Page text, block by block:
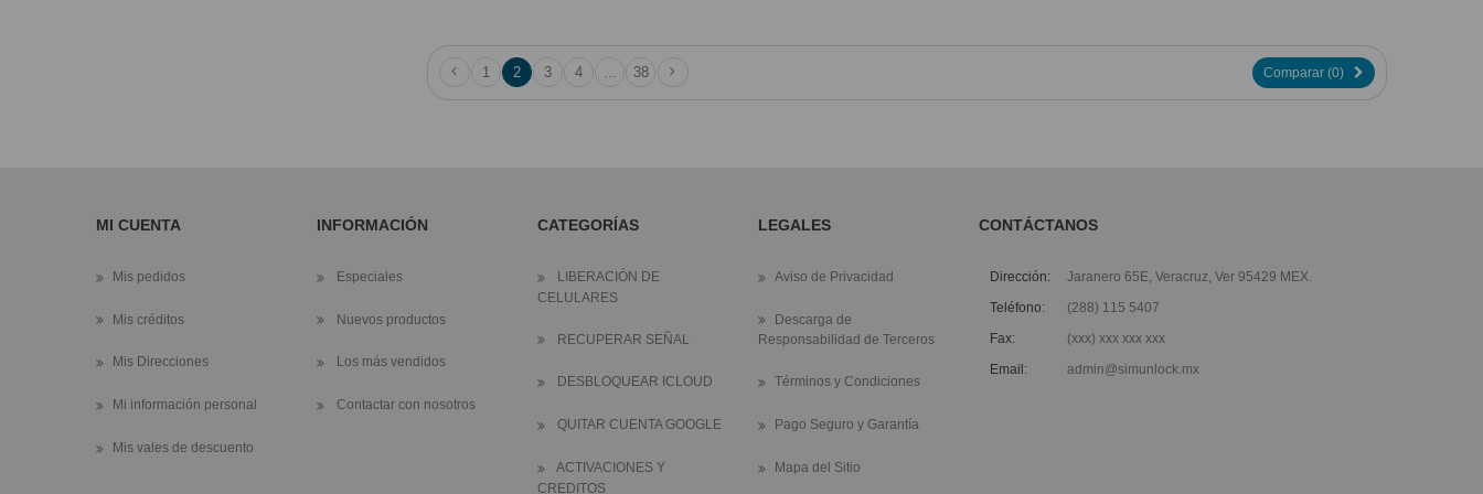
Comparar (0)
1 2 3 4 38
MI CUENTA
Mis pedidos
Mis créditos
Mis Direcciones
Mi información personal
Mis vales de descuento
INFORMACIÓN
Especiales
Nuevos productos
Los más vendidos
Contactar con nosotros
CATEGORÍAS
LIBERACIÓN DE
CELULARES
RECUPERAR SEÑAL
DESBLOQUEAR ICLOUD
QUITAR CUENTA GOOGLE
ACTIVACIONES Y
CREDITOS
LEGALES
Aviso de Privacidad
Descarga de
Responsabilidad de Terceros
Términos y Condiciones
Pago Seguro y Garantía
Mapa del Sitio
CONTÁCTANOS
Dirección:
Jaranero 65E, Veracruz, Ver 95429 MEX.
Teléfono:
(288) 115 5407
Fax:
(xxx) xxx xxx xxx
Email:
admin@simunlock.mx